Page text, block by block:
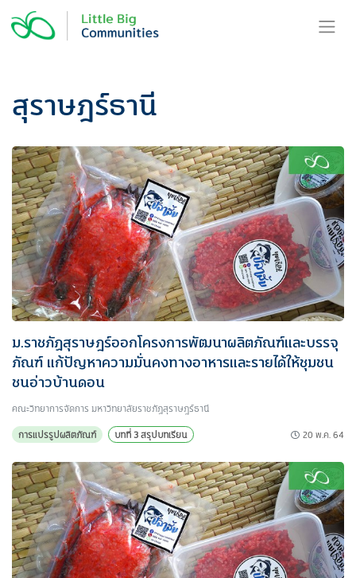
content
สุราษฎร์ธานี
ม.ราชภัฏสุราษฎร์ออกโครงการพัฒนาผลิตภัณฑ์และบรรจุ
ภัณฑ์ แก้ปัญหาความมั่นคงทางอาหารและรายได้ให้ชุมชน
ชนอ่าวบ้านดอน
คณะวิทยาการจัดการ มหาวิทยาลัยราชภัฏสุราษฎร์ธานี
การแปรรูปผลิตภัณฑ์
บทที่ 3 สรุปบทเรียน 20 พ.ค. 64